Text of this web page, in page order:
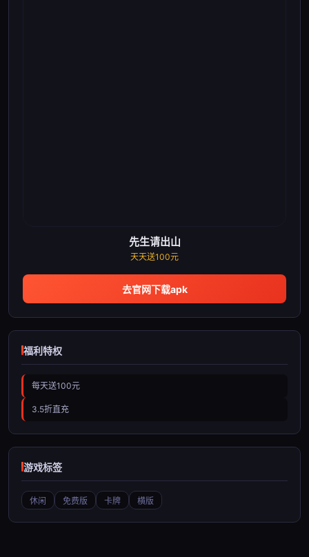
先生请出山
天天送100元
去官网下载apk
福利特权
每天送100元
3.5折直充
游戏标签
休闲 免费版 卡牌 横版